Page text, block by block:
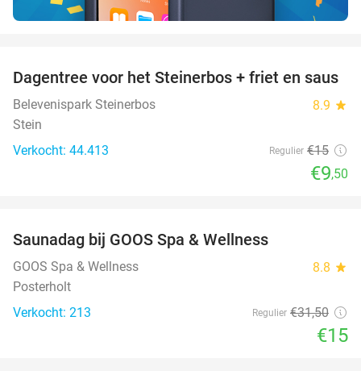
37%
Dagentree voor het Steinerbos + friet en saus
Belevenispark Steinerbos 8.9 star
Stein
Verkocht: 44.413
Regulier €15
€9,50
Saunadag bij GOOS Spa & Wellness
GOOS Spa & Wellness 8.8 star
Posterholt
Verkocht: 213
Regulier €31,50
€15